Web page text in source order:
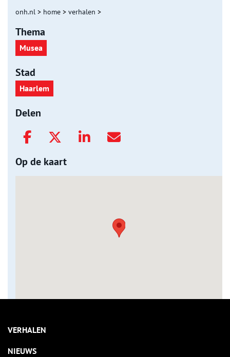
onh.nl > home > verhalen >
Thema
Musea
Stad
Haarlem
Delen
Op de kaart
VERHALEN
NIEUWS